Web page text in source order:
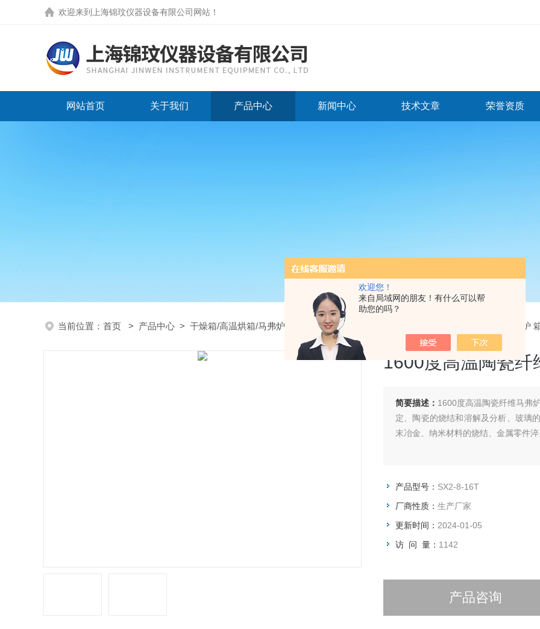
欢迎您！
来自局域网的朋友！有什么可以帮
助您的吗？
欢迎来到 上海锦玟仪器设备有限公司网站 ！
网站首页 关于我们 产品中心 新闻中心 技术文章 荣誉资质
当前位置： 首页 > 产品中心 > 干燥箱/高温烘箱/马弗炉 陶瓷纤维马弗炉 > SX2-8-16T1600度高温陶瓷纤维马弗炉
1600度高温陶瓷纤
简要描述： 1600度高温陶瓷纤维马弗
定、陶瓷的烧结和溶解及分析、玻璃
末冶金、纳米材料的烧结、金属零件
产品型号： SX2-8-16T
厂商性质： 生产厂家
更新时间： 2024-01-05
访 问 量： 1142
产品咨询